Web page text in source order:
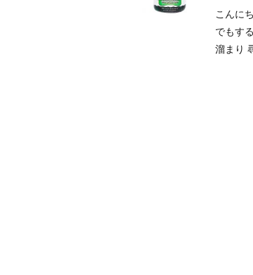
こんに
でもす
溜まり